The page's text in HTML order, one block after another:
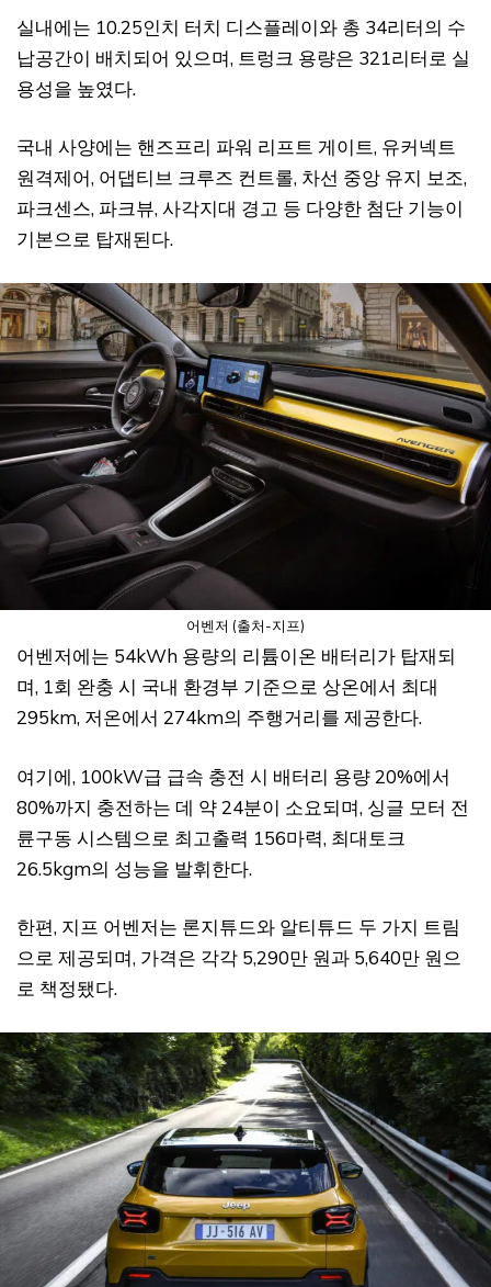
실내에는 10.25인치 터치 디스플레이와 총 34리터의 수
납공간이 배치되어 있으며, 트렁크 용량은 321리터로 실
용성을 높였다.
국내 사양에는 핸즈프리 파워 리프트 게이트, 유커넥트
원격제어, 어댑티브 크루즈 컨트롤, 차선 중앙 유지 보조,
파크센스, 파크뷰, 사각지대 경고 등 다양한 첨단 기능이
기본으로 탑재된다.
어벤저 (출처-지프)
어벤저에는 54kWh 용량의 리튬이온 배터리가 탑재되
며, 1회 완충 시 국내 환경부 기준으로 상온에서 최대
295km, 저온에서 274km의 주행거리를 제공한다.
여기에, 100kW급 급속 충전 시 배터리 용량 20%에서
80%까지 충전하는 데 약 24분이 소요되며, 싱글 모터 전
륜구동 시스템으로 최고출력 156마력, 최대토크
26.5kgm의 성능을 발휘한다.
한편, 지프 어벤저는 론지튜드와 알티튜드 두 가지 트림
으로 제공되며, 가격은 각각 5,290만 원과 5,640만 원으
로 책정됐다.